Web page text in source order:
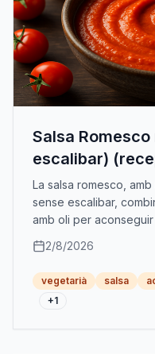
Salsa
escalibar)
lescola de la
La salsa romesco,
sense escalibar,
amb oli per
2/8/2026
vegetarià salsa
+1